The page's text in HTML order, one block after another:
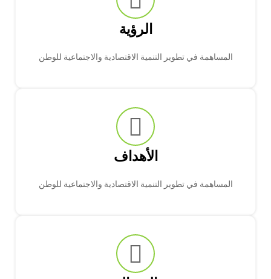
الرؤية
المساهمة في تطوير التنمية الاقتصادية والاجتماعية للوطن
الأهداف
المساهمة في تطوير التنمية الاقتصادية والاجتماعية للوطن